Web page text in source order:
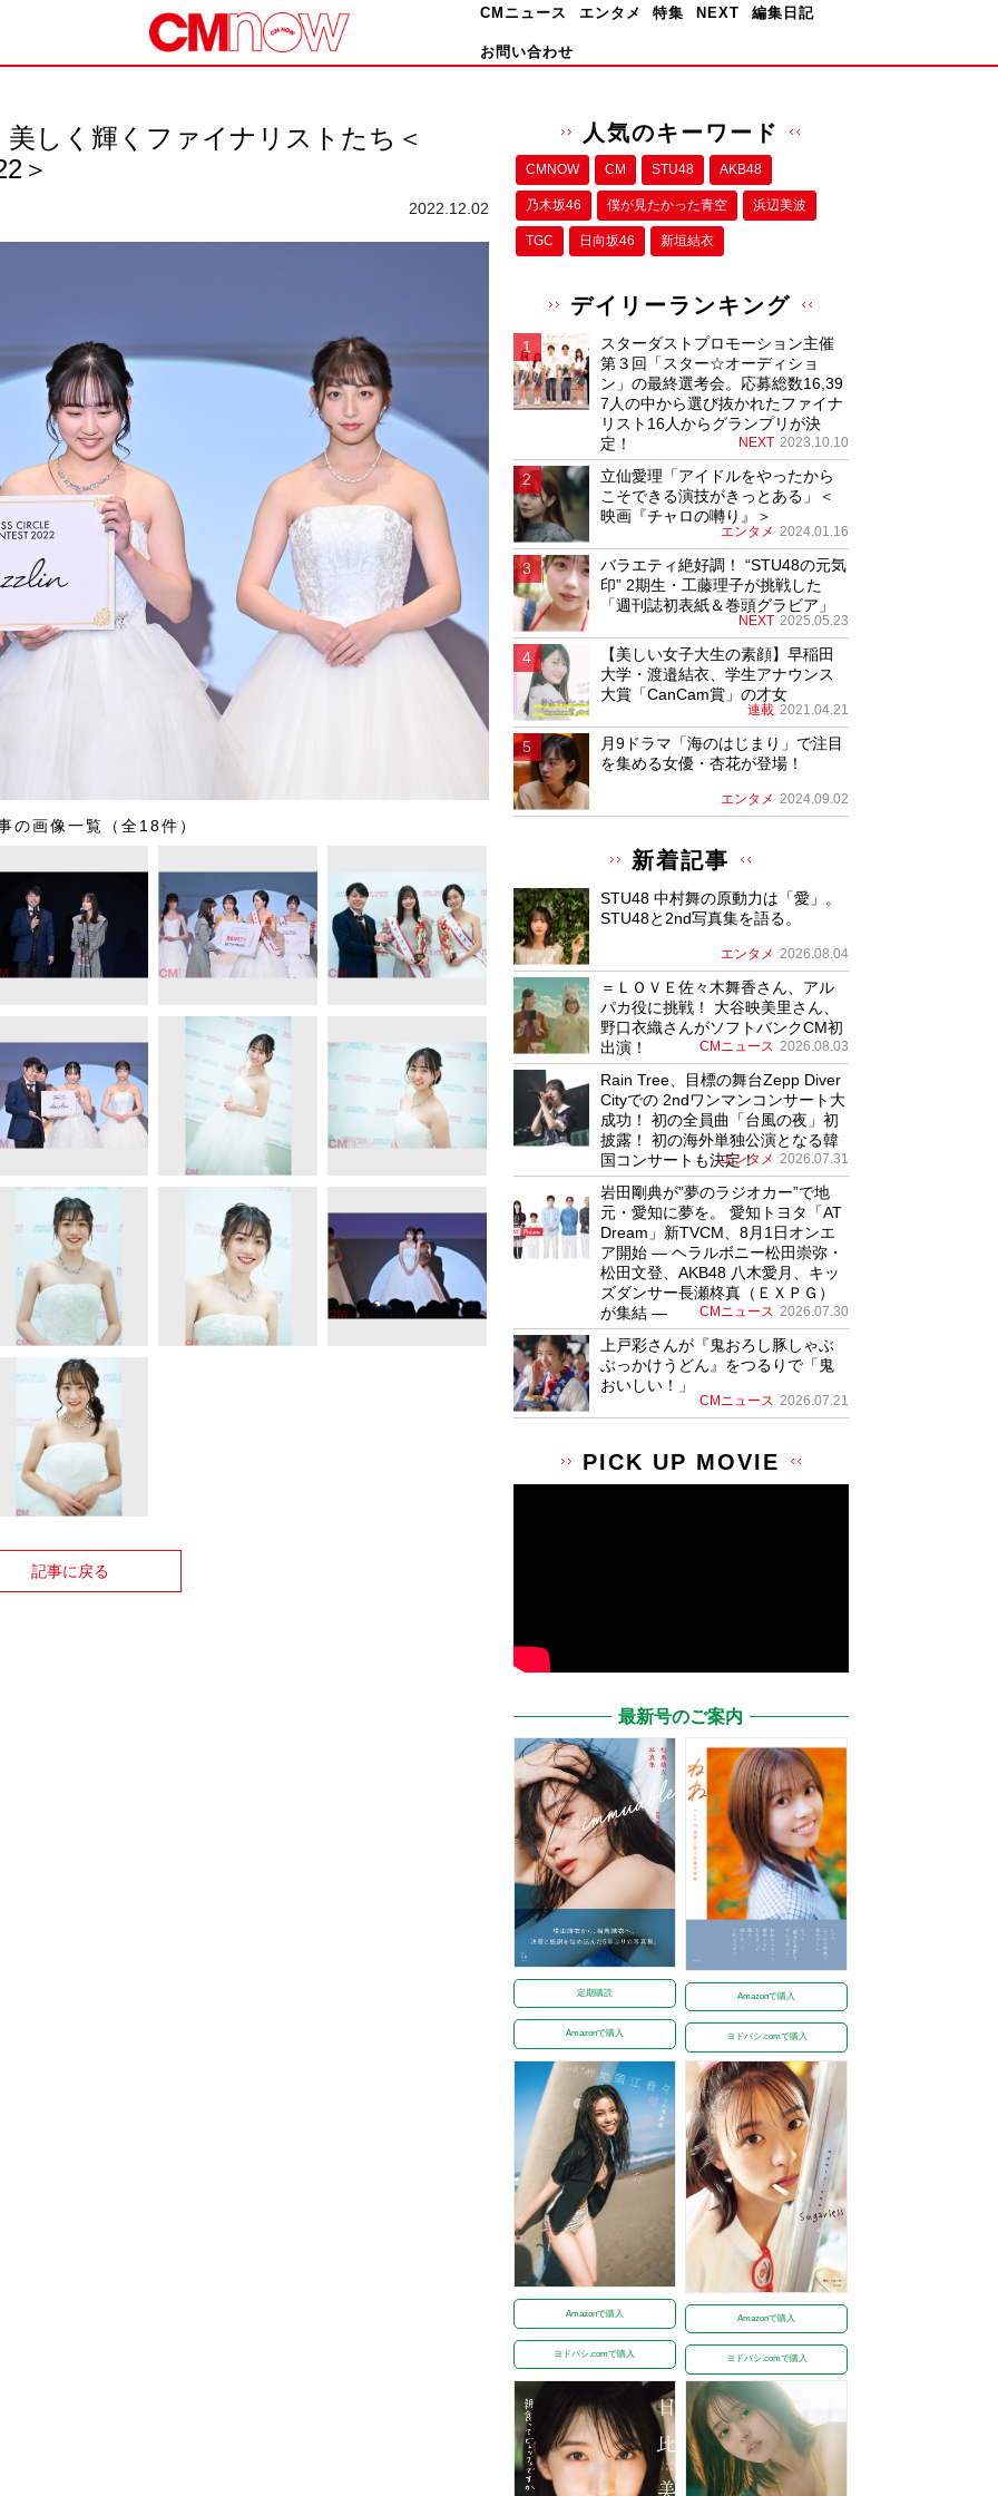
CMニュース エンタメ 特集 NEXT 編集日記
お問い合わせ
しく輝くファイナリストたち＜
＞
2022.12.02
の画像一覧（全18件）
記事に戻る
人気のキーワード
CMNOW CM STU48 AKB48
乃木坂46 僕が⾒たかった⻘空 浜辺美波
TGC 日向坂46 新垣結衣
デイリーランキング
スターダストプロモーション主催
第３回「スター☆オーディショ
ン」の最終選考会。応募総数16,39
7人の中から選び抜かれたファイナ
リスト16人からグランプリが決
定！
NEXT 2023.10.10
立仙愛理「アイドルをやったから
こそできる演技がきっとある」＜
映画『チャロの囀り』＞
エンタメ 2024.01.16
バラエティ絶好調！ “STU48の元気
印” 2期生・工藤理子が挑戦した
「週刊誌初表紙＆巻頭グラビア」
NEXT 2025.05.23
【美しい女子大生の素顔】早稲田
大学・渡邉結衣、学生アナウンス
大賞「CanCam賞」の才女
連載 2021.04.21
月9ドラマ「海のはじまり」で注目
を集める女優・杏花が登場！
エンタメ 2024.09.02
新着記事
STU48 中村舞の原動力は「愛」。
STU48と2nd写真集を語る。
エンタメ 2026.08.04
＝ＬＯＶＥ佐々木舞香さん、アル
パカ役に挑戦！ 大谷映美里さん、
野口衣織さんがソフトバンクCM初
出演！
CMニュース 2026.08.03
Rain Tree、目標の舞台Zepp Diver
Cityでの 2ndワンマンコンサート大
成功！ 初の全員曲「台風の夜」初
披露！ 初の海外単独公演となる韓
国コンサートも決定！
エンタメ 2026.07.31
岩田剛典が”夢のラジオカー”で地
元・愛知に夢を。 愛知トヨタ「AT
Dream」新TVCM、8月1日オンエ
ア開始 ― ヘラルボニー松田崇弥・
松田文登、AKB48 八木愛月、キッ
ズダンサー長瀬柊真（ＥＸＰＧ）
が集結 ―
CMニュース 2026.07.30
上戸彩さんが『鬼おろし豚しゃぶ
ぶっかけうどん』をつるりで「鬼
おいしい！」
CMニュース 2026.07.21
PICK UP MOVIE
最新号のご案内
定期購読
Amazonで購入
Amazonで購入
ヨドバシ.comで購入
Amazonで購入
ヨドバシ.comで購入
Amazonで購入
ヨドバシ.comで購入